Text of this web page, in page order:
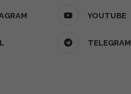
YOUTUBE
TELEGRAM